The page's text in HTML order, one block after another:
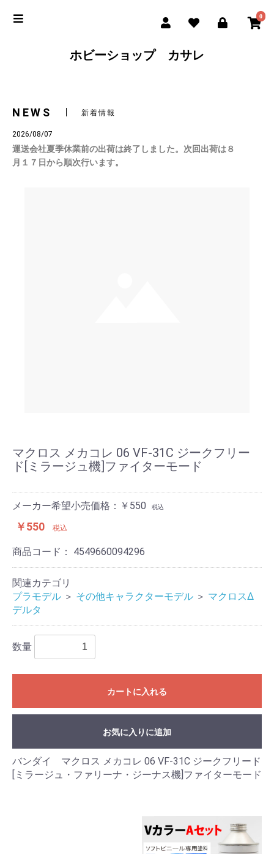
0
ホビーショップ カサレ
NEWS 新着情報
2026/08/07
運送会社夏季休業前の出荷は終了しました。次回出荷は８
月１７日から順次行います。
マクロス メカコレ 06 VF-31C ジークフリー
ド[ミラージュ機]ファイターモード
メーカー希望小売価格：￥550 税込
￥550 税込
商品コード： 4549660094296
関連カテゴリ
プラモデル ＞ その他キャラクターモデル ＞ マクロスΔ
デルタ
数量
カートに入れる
お気に入りに追加
バンダイ マクロス メカコレ 06 VF-31C ジークフリード
[ミラージュ・ファリーナ・ジーナス機]ファイターモード